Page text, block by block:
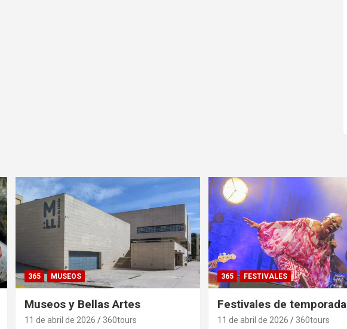
365 MUSEOS
Museos y Bellas Artes
11 de abril de 2026 360tours
365 FESTIVALES
Festivales de temporada
11 de abril de 2026 360tours